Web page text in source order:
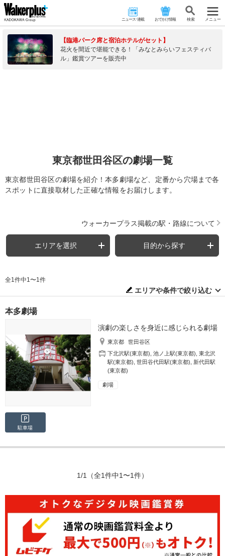
ニュース･連載 おでかけ情報 検 索 メニュー
【臨港パーク席と宿泊ホテルがセット】
花火を間近で堪能できる！「みなとみらいフェスティバ
ル」鑑賞ツアーを販売中
東京都世田谷区の劇場一覧
東京都世田谷区の劇場を紹介！本多劇場など、定番から穴場まで各
スポットに直接取材した正確な情報をお届けします。
ウォーカープラス掲載の駅・路線について
エリアを選択 目的から探す
全1件中1〜1件
エリアや条件で絞り込む
本多劇場
演劇の楽しさを身近に感じられる劇場
東京都
世田谷区
下北沢駅(東京都) ,池ノ上駅(東京都) ,東北沢
駅(東京都) ,世田谷代田駅(東京都)
新代田駅
(東京都)
劇場
駐車場
1/1 （全1件中1〜1件）